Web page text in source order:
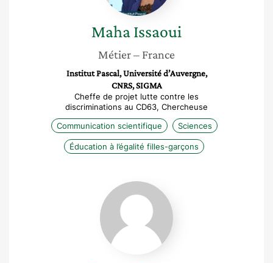
MahaIssaoui
Métier– France
Institut Pascal, Université d’Auvergne,
CNRS, SIGMA
Cheffe de projet lutte contre les
discriminations au CD63, Chercheuse
Communication scientifique
Sciences
Éducation à l’égalité filles-garçons
Hanen
Mtaoua